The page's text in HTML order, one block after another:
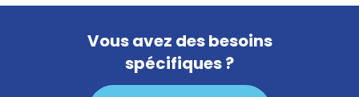
Vous avez des besoins
spécifiques ?